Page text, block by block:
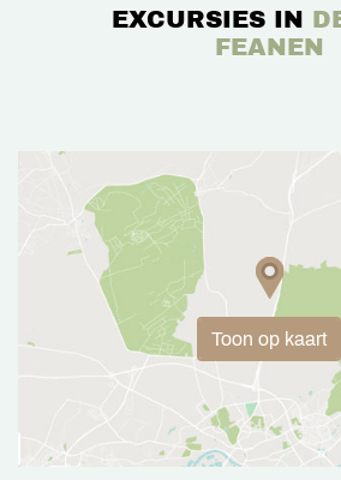
EXCURSIES IN
FEANEN
Toon op kaart